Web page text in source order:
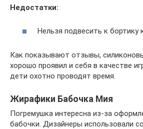
Недостатки:
Нельзя подвесить к бортику
Как показывают отзывы,
хорошо проявил и себя в качестве
дети охотно проводят время.
Жирафики Бабочка Мия
Погремушка интересна из-за
бабочки. Дизайнеры использовали